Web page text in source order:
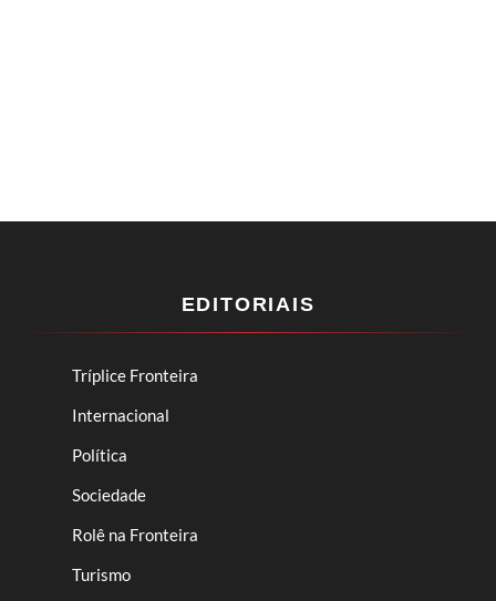
EDITORIAIS
Tríplice Fronteira
Internacional
Política
Sociedade
Rolê na Fronteira
Turismo